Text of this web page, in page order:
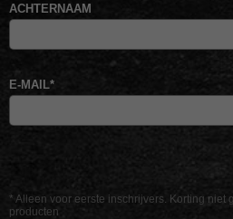
* Alleen voor eerste inschrijvers. Korting niet
producten
ACHTERNAAM
E-MAIL*